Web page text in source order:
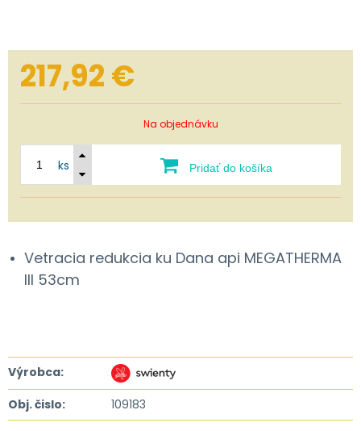
217,92€
Na objednávku
ks Pridať do košíka
Vetracia redukcia ku Dana api MEGATHERMA
III 53cm
Výrobca:
Obj. čislo:
109183